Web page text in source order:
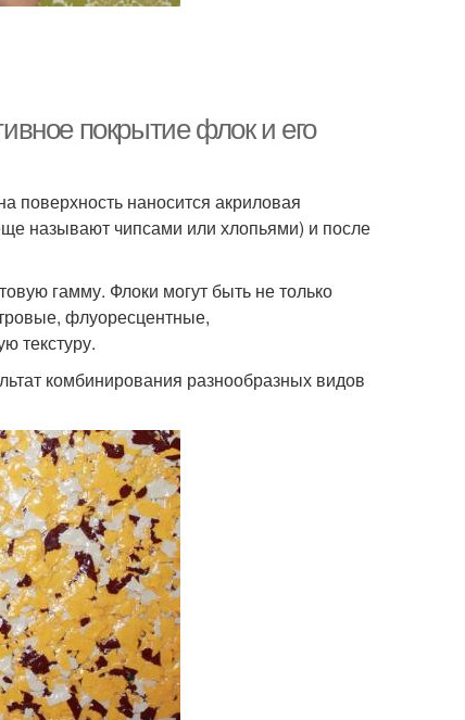
покрытие флок и его
поверхность наносится акриловая
называют чипсами или хлопьями) и после
гамму. Флоки могут быть не только
флуоресцентные,
текстуру.
комбинирования разнообразных видов